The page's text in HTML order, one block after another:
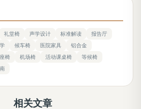
礼堂椅 声学设计 标准解读
报告厅
候车椅 医院家具
铝合金
椅 机场椅 活动课桌椅
等候椅
相关文章